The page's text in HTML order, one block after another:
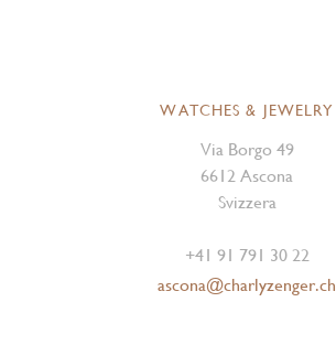
WATCHES & JEWELRY
Via Borgo 49
6612 Ascona
Svizzera
+41 91 791 30 22
ascona@charlyzenger.ch